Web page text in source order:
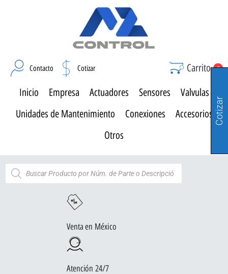
Contacto Cotizar Carrito 0
Inicio Empresa Actuadores Sensores
Valvulas
Unidades de Mantenimiento
Conexiones
Accesorios
Otros
Venta en México
Atención 24/7
Cotizar